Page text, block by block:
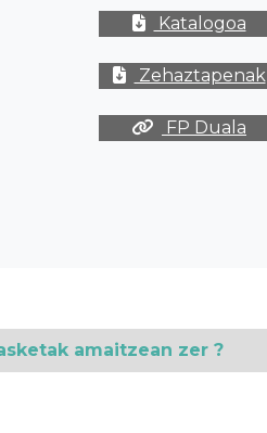
Katalogoa
Zehaztapenak
FP Duala
amaitzean zer ?